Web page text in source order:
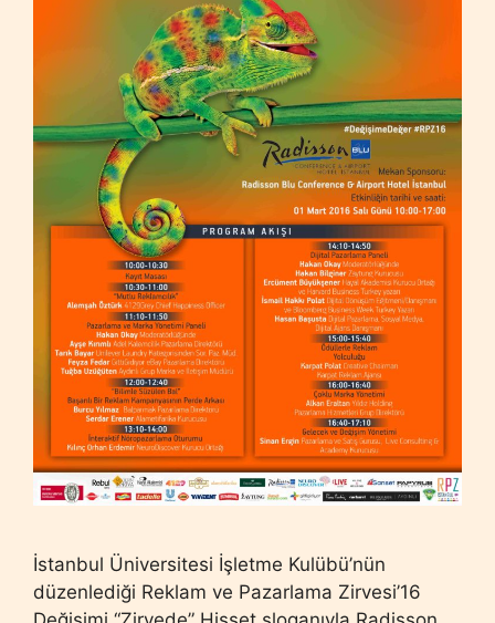
İstanbul Üniversitesi İşletme Kulübü’nün
düzenlediği Reklam ve Pazarlama Zirvesi’16